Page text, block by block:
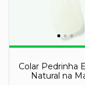
Colar Pedrinha
Natural na